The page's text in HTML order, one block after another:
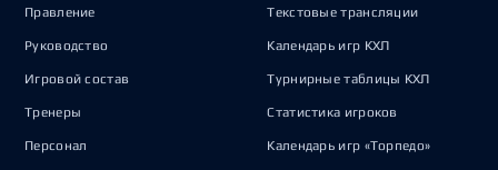
Правление
Руководство
Игровой состав
Тренеры
Персонал
Текстовые трансляции
Календарь игр КХЛ
Турнирные таблицы КХЛ
Статистика игроков
Календарь игр «Торпедо»